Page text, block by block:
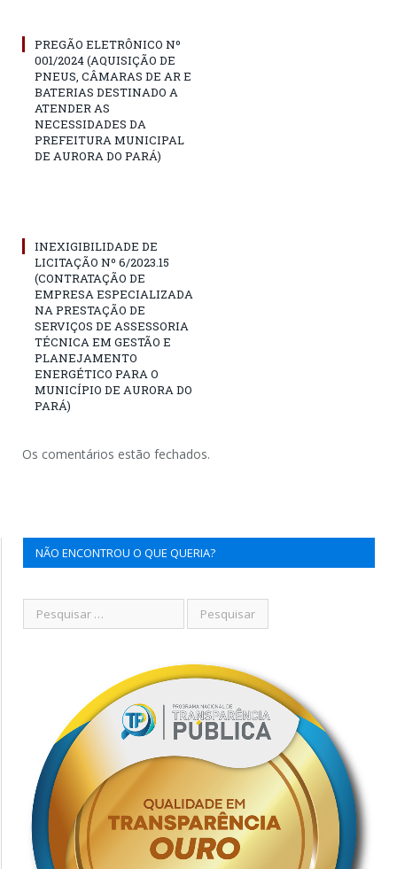
PREGÃO ELETRÔNICO Nº
001/2024 (AQUISIÇÃO DE
PNEUS, CÂMARAS DE AR E
BATERIAS DESTINADO A
ATENDER AS
NECESSIDADES DA
PREFEITURA MUNICIPAL
DE AURORA DO PARÁ)
INEXIGIBILIDADE DE
LICITAÇÃO Nº 6/2023.15
(CONTRATAÇÃO DE
EMPRESA ESPECIALIZADA
NA PRESTAÇÃO DE
SERVIÇOS DE ASSESSORIA
TÉCNICA EM GESTÃO E
PLANEJAMENTO
ENERGÉTICO PARA O
MUNICÍPIO DE AURORA DO
PARÁ)
Os comentários estão fechados.
NÃO ENCONTROU O QUE QUERIA?